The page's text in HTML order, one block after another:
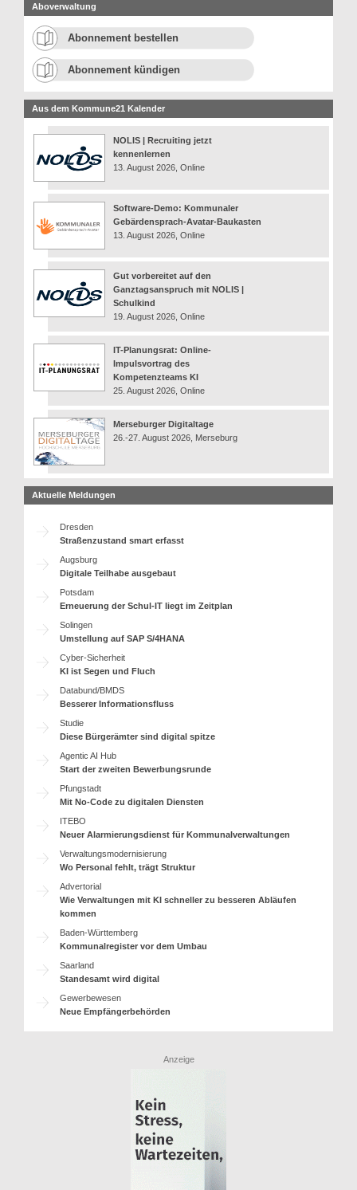
Aboverwaltung
Abonnement bestellen
Abonnement kündigen
Aus dem Kommune21 Kalender
NOLIS | Recruiting jetzt
kennenlernen
13. August 2026, Online
Software-Demo: Kommunaler
Gebärdensprach-Avatar-Baukasten
13. August 2026, Online
Gut vorbereitet auf den
Ganztagsanspruch mit NOLIS |
Schulkind
19. August 2026, Online
IT-Planungsrat: Online-
Impulsvortrag des
Kompetenzteams KI
25. August 2026, Online
Merseburger Digitaltage
26.-27. August 2026, Merseburg
Aktuelle Meldungen
Dresden
Straßenzustand smart erfasst
Augsburg
Digitale Teilhabe ausgebaut
Potsdam
Erneuerung der Schul-IT liegt im Zeitplan
Solingen
Umstellung auf SAP S/4HANA
Cyber-Sicherheit
KI ist Segen und Fluch
Databund/BMDS
Besserer Informationsfluss
Studie
Diese Bürgerämter sind digital spitze
Agentic AI Hub
Start der zweiten Bewerbungsrunde
Pfungstadt
Mit No-Code zu digitalen Diensten
ITEBO
Neuer Alarmierungsdienst für Kommunalverwaltungen
Verwaltungsmodernisierung
Wo Personal fehlt, trägt Struktur
Advertorial
Wie Verwaltungen mit KI schneller zu besseren Abläufen
kommen
Baden-Württemberg
Kommunalregister vor dem Umbau
Saarland
Standesamt wird digital
Gewerbewesen
Neue Empfängerbehörden
Anzeige